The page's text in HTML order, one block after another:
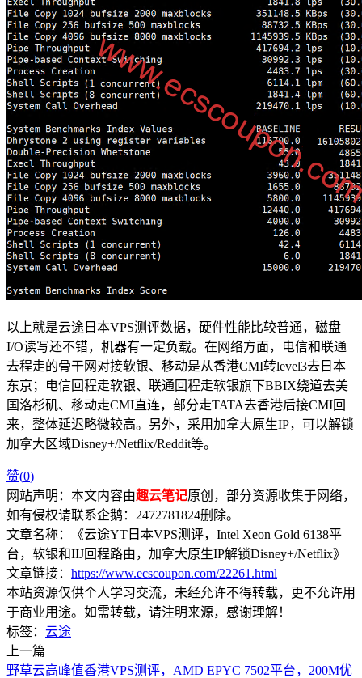
以上就是云途日本VPS测评数据，硬件性能比较普通，磁盘
I/O读写还不错，机器有一定负载。在网络方面，电信和联通
去程走的骨干网对接软银、移动是从香港CMI转level3去日本
东京；电信回程走软银、联通回程走软银旗下BBIX绕道去美
国洛杉矶、移动走CMI直连，部分走TATA去香港后接CMI回
来，整体延迟略微较高。另外，采用加拿大原生IP，可以解锁
加拿大区域Disney+/Netflix/Reddit等。
赞(0)
网站声明：本文内容由趣云笔记原创，部分资源收集于网络，
如有侵权请联系企鹅：2472781824删除。
文章名称：《云途YT日本VPS测评，Intel Xeon Gold 6138平
台，软银和IIJ回程路由，加拿大原生IP解锁Disney+/Netflix》
文章链接： https://www.ecscoupon.com/22261.html
本站资源仅供个人学习交流，未经允许不得转载，更不允许用
于商业用途。如需转载，请注明来源，感谢理解！
标签： 云途
上一篇
野草云高峰值香港VPS测评，AMD EPYC 7502平台，200M优